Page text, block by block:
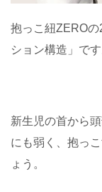
抱っこ紐ZERO
ション構造」です
新生児の首から
にも弱く、抱っ
ょう。